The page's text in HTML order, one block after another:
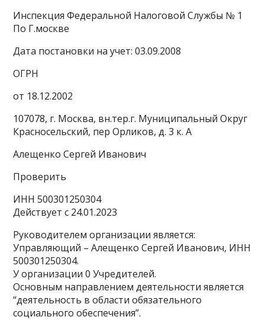
Инспекция Федеральной Налоговой Службы № 1
По Г.москве
Дата постановки на учет: 03.09.2008
ОГРН
от 18.12.2002
107078, г. Москва, вн.тер.г. Муниципальный Округ
Красносельский, пер Орликов, д. 3 к. А
Алещенко Сергей Иванович
Проверить
ИНН 500301250304
Действует с 24.01.2023
Руководителем организации является:
Управляющий – Алещенко Сергей Иванович, ИНН
500301250304.
У организации 0 Учредителей.
Основным направлением деятельности является
“деятельность в области обязательного
социального обеспечения”.